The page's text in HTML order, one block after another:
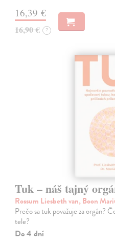
16,39 €
16,90 € ?
Tuk – náš tajný
Rossum Liesbeth van, Boon
Prečo sa tuk považuje za orgán?
tele?
Do 4 dní